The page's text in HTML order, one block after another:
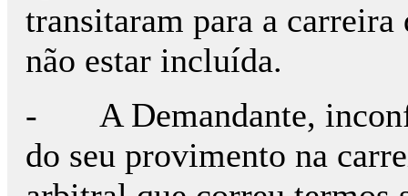
transitaram para a
não estar incluída.
- A Demandante,
do seu provimento na